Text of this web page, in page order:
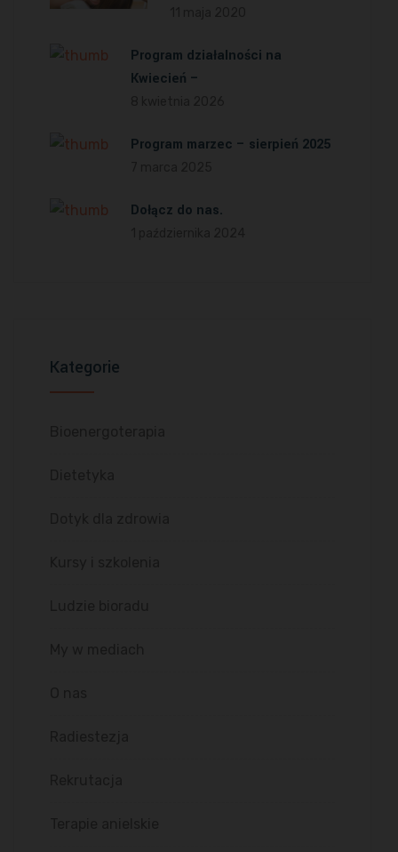
Program działalności na
Kwiecień –
Program marzec – sierpień 2025
Dołącz do nas.
Kategorie